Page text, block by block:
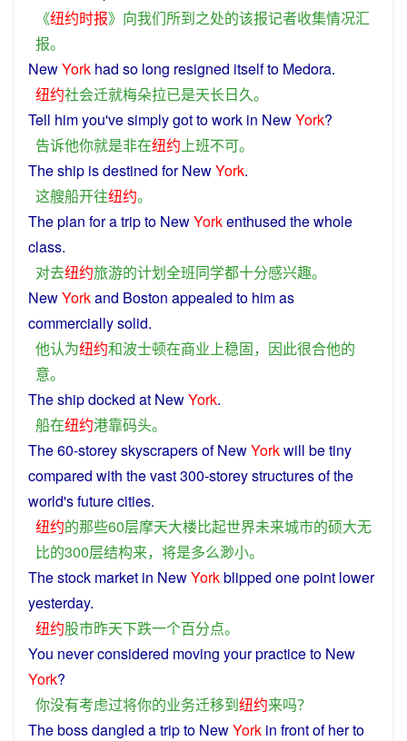
《纽约时报》 向我们所到之处的该报记者收集情况汇
报。
NewYork had so long resigned itselfto Medora.
纽约社会迁就梅朵拉已是天长日久。
Tell himyou'vesimplygot towork in NewYork?
告诉他你就是非在纽约上班不可。
Theship isdestined for NewYork.
这艘船开往纽约。
Theplan foratripto NewYorkenthused thewhole
class.
对去纽约旅游的计划全班同学都十分感兴趣。
NewYorkand Boston appealed to himas
commerciallysolid.
他认为纽约和波士顿在商业上稳固， 因此很合他的
意。
Theshipdocked at NewYork.
船在纽约港靠码头。
The 60-storeyskyscrapersofNewYorkwill betiny
compared with the vast 300-storeystructuresof the
world'sfuturecities.
纽约的那些60层摩天大楼比起世界未来城市的硕大无
比的300层结构来， 将是多么渺小。
The stock market in NewYorkblipped one point lower
yesterday.
纽约股市昨天下跌一个百分点。
You neverconsidered moving yourpracticeto New
York?
你没有考虑过将你的业务迁移到纽约来吗？
Thebossdangled atripto NewYork in front ofherto